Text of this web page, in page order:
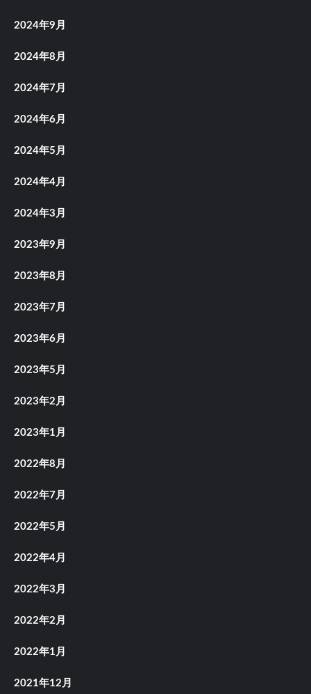
2024年9月
2024年8月
2024年7月
2024年6月
2024年5月
2024年4月
2024年3月
2023年9月
2023年8月
2023年7月
2023年6月
2023年5月
2023年2月
2023年1月
2022年8月
2022年7月
2022年5月
2022年4月
2022年3月
2022年2月
2022年1月
2021年12月